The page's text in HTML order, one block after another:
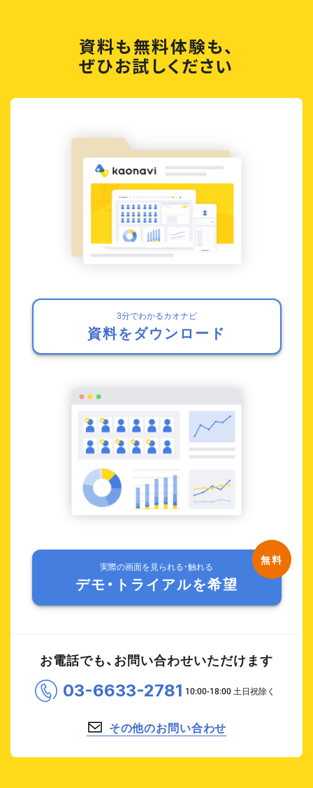
資料も無料体験も、
ぜひお試しください
3分でわかるカオナビ
資料をダウンロード
実際の画面を見られる・触れる
デモ・トライアルを希望
お電話でも、お問い合わせいただけます
03-6633-2781
その他のお問い合わせ